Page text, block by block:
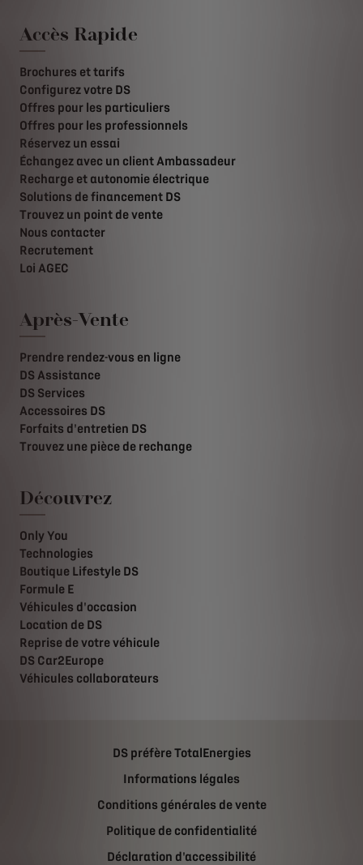
Accès Rapide
Brochures et tarifs
Configurez votre DS
Offres pour les particuliers
Offres pour les professionnels
Réservez un essai
Échangez avec un client Ambassadeur
Recharge et autonomie électrique
Solutions de financement DS
Trouvez un point de vente
Nous contacter
Recrutement
Loi AGEC
Après-Vente
Prendre rendez-vous en ligne
DS Assistance
DS Services
Accessoires DS
Forfaits d'entretien DS
Trouvez une pièce de rechange
Découvrez
Only You
Technologies
Boutique Lifestyle DS
Formule E
Véhicules d'occasion
Location de DS
Reprise de votre véhicule
DS Car2Europe
Véhicules collaborateurs
DS préfère TotalEnergies
Informations légales
Conditions générales de vente
Politique de confidentialité
Déclaration d'accessibilité